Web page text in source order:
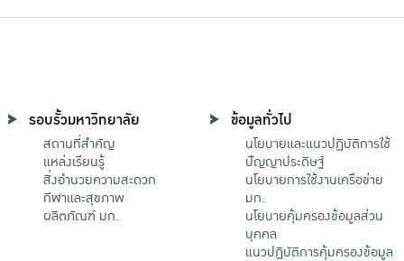
รอบรั้วมหาวิทยาลัย
สถานที่สำคัญ
แหล่งเรียนรู้
สิ่งอำนวยความสะดวก
กีฬาและสุขภาพ
ผลิตภัณฑ์ มก.
ข้อมูลทั่วไป
นโยบายและแนวปฏิบัติการใช้
ปัญญาประดิษฐ์
นโยบายการใช้งานเครือข่าย
มก.
นโยบายคุ้มครองข้อมูลส่วน
บุคคล
แนวปฏิบัติการคุ้มครองข้อมูล